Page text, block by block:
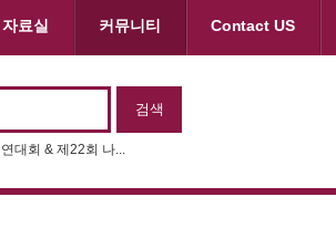
자료실 커뮤니티 Contact US
대회 & 제22회 나...